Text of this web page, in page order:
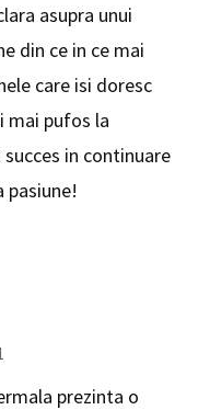
asupra unui
din ce in ce mai
care isi doresc
mai pufos la
in continuare
pasiune!
prezinta o